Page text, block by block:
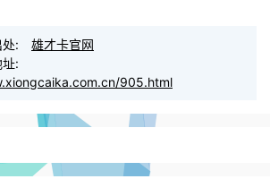
:
雄才卡官网
:
905.html